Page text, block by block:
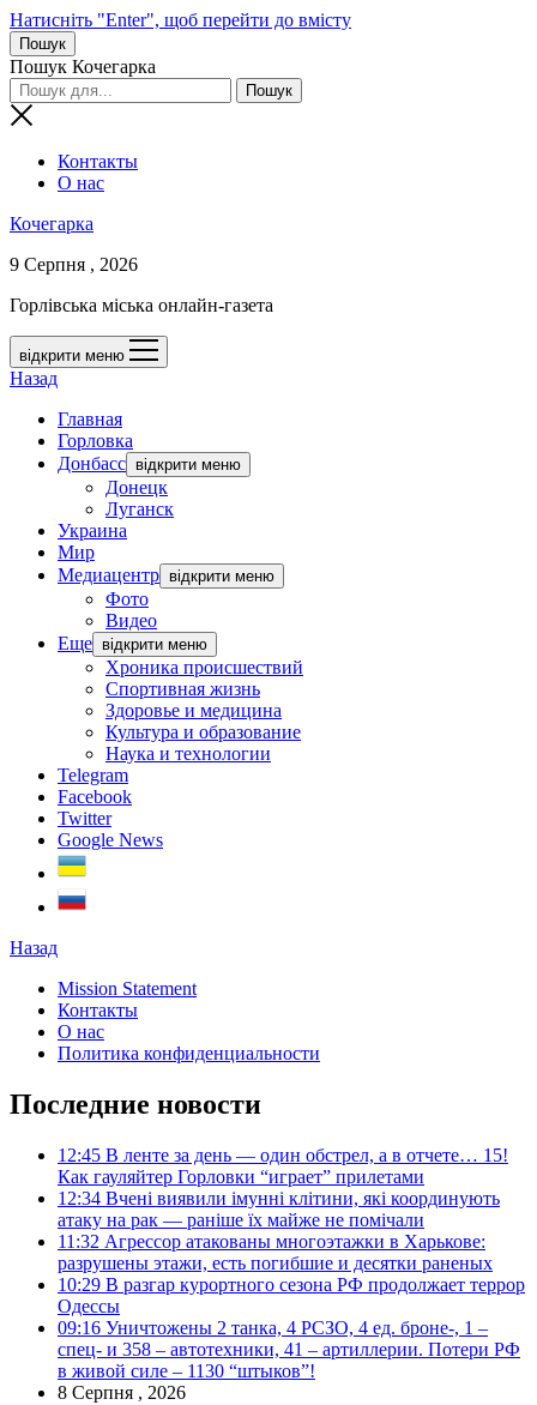
Натисніть "Enter", щоб перейти до вмісту
Пошук
Пошук Кочегарка
Контакты
О нас
Кочегарка
9 Серпня , 2026
Горлівська міська онлайн-газета
відкрити меню
Назад
Главная
Горловка
Донбасс відкрити меню
Донецк
Луганск
Украина
Мир
Медиацентр відкрити меню
Фото
Видео
Еще відкрити меню
Хроника происшествий
Спортивная жизнь
Здоровье и медицина
Культура и образование
Наука и технологии
Telegram
Facebook
Twitter
Google News
Назад
Mission Statement
Контакты
О нас
Политика конфиденциальности
Последние новости
12:45 В ленте за день — один обстрел, а в отчете… 15!
Как гауляйтер Горловки “играет” прилетами
12:34 Вчені виявили імунні клітини, які координують
атаку на рак — раніше їх майже не помічали
11:32 Агрессор атакованы многоэтажки в Харькове:
разрушены этажи, есть погибшие и десятки раненых
10:29 В разгар курортного сезона РФ продолжает террор
Одессы
09:16 Уничтожены 2 танка, 4 РСЗО, 4 ед. броне-, 1 –
спец- и 358 – автотехники, 41 – артиллерии. Потери РФ
в живой силе – 1130 “штыков”!
8 Серпня , 2026